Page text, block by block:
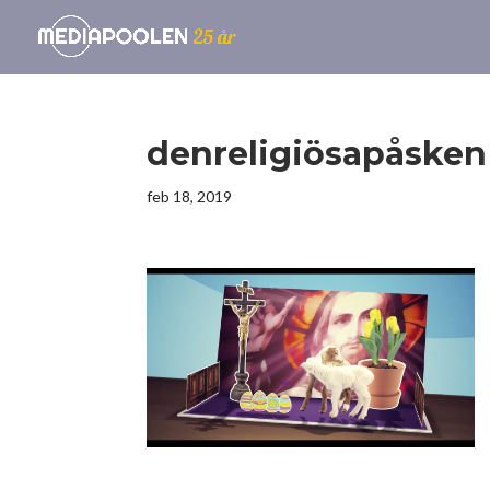
denreligiösapåsken
feb 18, 2019